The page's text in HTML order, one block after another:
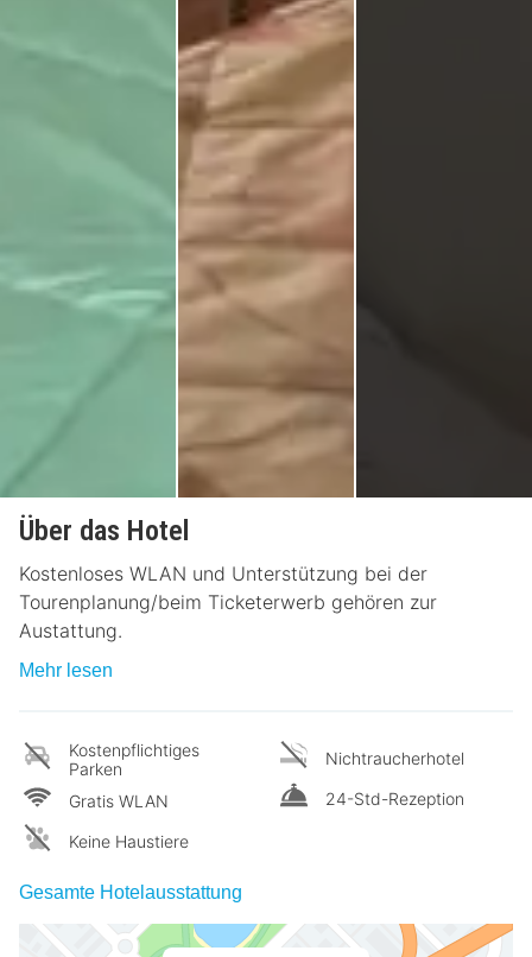
Über das Hotel
Kostenloses WLAN und Unterstützung bei der
Tourenplanung/beim Ticketerwerb gehören zur
Austattung.
Mehr lesen
Kostenpflichtiges
Parken
Gratis WLAN
Keine Haustiere
Nichtraucherhotel
24-Std-Rezeption
Gesamte Hotelausstattung